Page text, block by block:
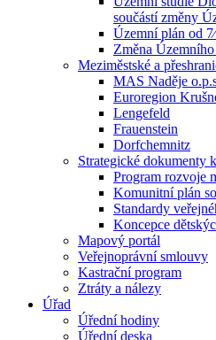
součástí změny
Územní plán od
Změna
Meziměstské a
MAS Naděje
Euroregion
Lengefeld
Frauenstein
Dorfchemnitz
Strategické dokumenty
Program rozvoje
Komunitní plán
Standardy
Koncepce
Mapový portál
Veřejnoprávní smlouvy
Kastrační program
Ztráty a nálezy
Úřad
Úřední hodiny
Úřední deska